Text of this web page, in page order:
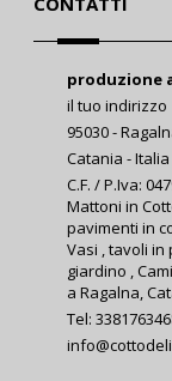
produzione
il tuo indirizzo
95030 -
Catania - Italia
C.F. / P.Iva:
Mattoni in
pavimenti in
Vasi , tavoli in
giardino ,
a Ragalna,
Tel: